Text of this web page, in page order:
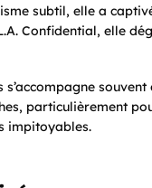
subtil, elle a
Confidential, elle
souvent
particulièrement
impitoyables.